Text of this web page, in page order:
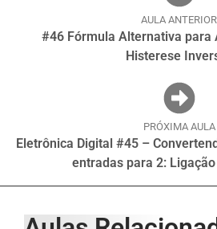
AULA ANTERIOR
#46 Fórmula Alternativa para
Histerese
PRÓXIMA AULA
Eletrônica Digital #45 –
entradas para 2: